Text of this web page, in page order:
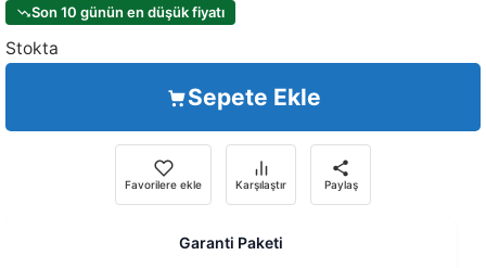
Son 10 günün en düşük fiyatı
Stokta
Sepete Ekle
Favorilere ekle Karşılaştır Paylaş
Garanti Paketi